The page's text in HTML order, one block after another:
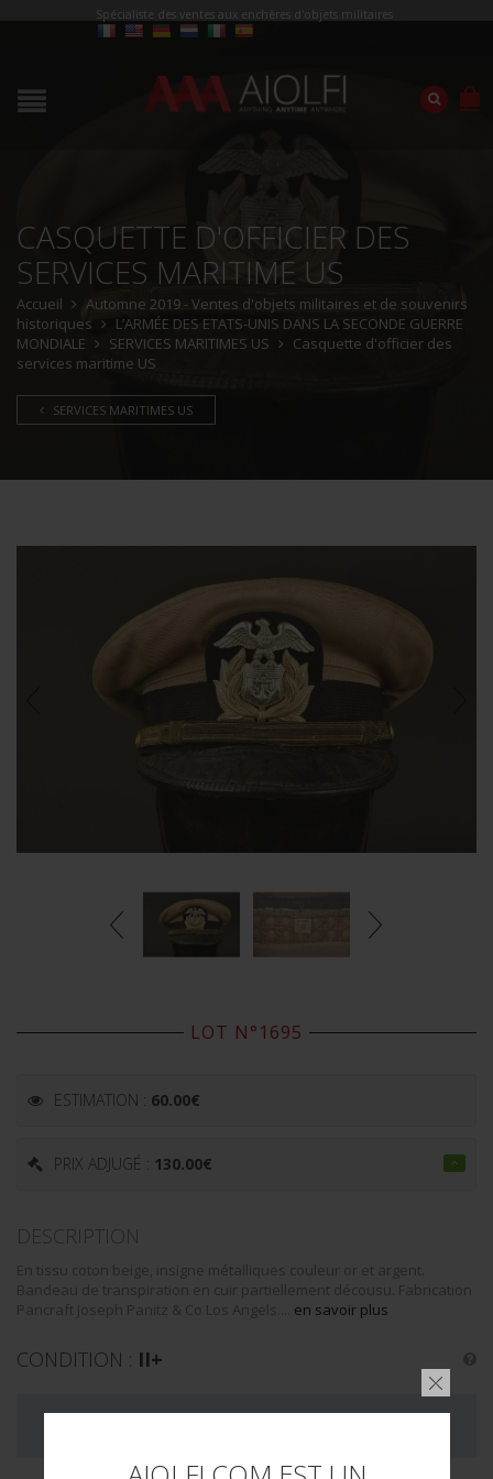
Spécialiste des ventes aux enchères d'objets militaires
CASQUETTE D'OFFICIER DES
SERVICES MARITIME US
Accueil
Automne 2019 - Ventes d'objets militaires et de souvenirs
historiques
L’ARMÉE DES ETATS-UNIS DANS LA SECONDE GUERRE
MONDIALE
SERVICES MARITIMES US
Casquette d'officier des
services maritime US
SERVICES MARITIMES US
LOT N°1695
ESTIMATION : 60.00€
PRIX ADJUGÉ : 130.00€
DESCRIPTION
En tissu coton beige, insigne métalliques couleur or et argent.
Bandeau de transpiration en cuir partiellement décousu. Fabrication
Pancraft Joseph Panitz & Co Los Angels.... en savoir plus
CONDITION : II+